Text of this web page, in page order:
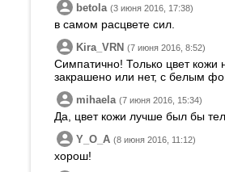
betola (3 июня 2016, 17:38)
в самом расцвете сил.
Kira_VRN (7 июня 2016, 8:52)
Симпатично! Только цвет
закрашено или нет, с белым
mihaela (7 июня 2016, 15:34)
Да, цвет кожи лучше был бы
Y_O_A (8 июня 2016, 11:12)
хорош!